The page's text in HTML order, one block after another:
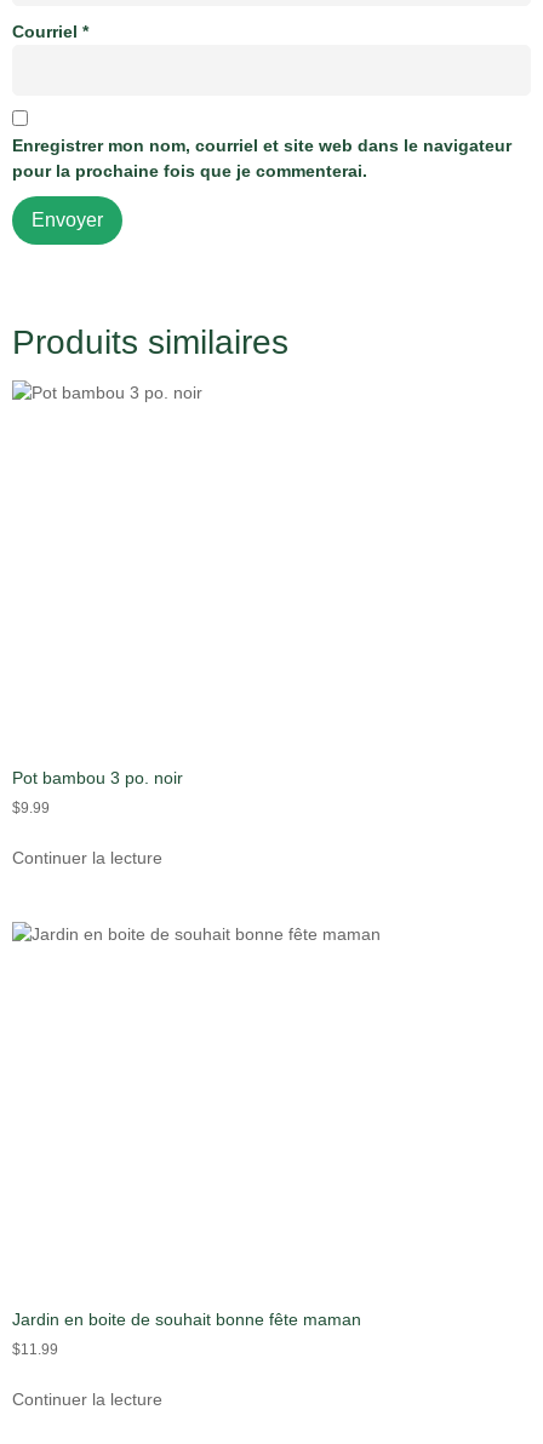
Courriel *
Enregistrer mon nom, courriel et site web dans le navigateur
pour la prochaine fois que je commenterai.
Produits similaires
Pot bambou 3 po. noir
$9.99
Continuer la lecture
Jardin en boite de souhait bonne fête maman
$11.99
Continuer la lecture